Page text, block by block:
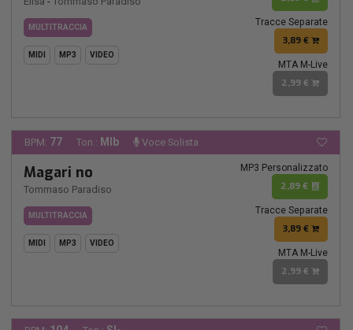
MULTITRACCIA
MIDI MP3 VIDEO
Tracce Separate
3,89 €
MTA M-Live
2,99 €
BPM: 77 Ton.: MIb Voce Solista
Magari no
Tommaso Paradiso
MULTITRACCIA
MIDI MP3 VIDEO
MP3 Personalizzato
2,89 €
Tracce Separate
3,89 €
MTA M-Live
2,99 €